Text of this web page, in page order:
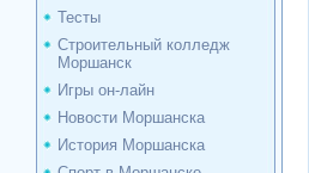
Тесты
Строительный колледж
Моршанск
Игры он-лайн
Новости Моршанска
История Моршанска